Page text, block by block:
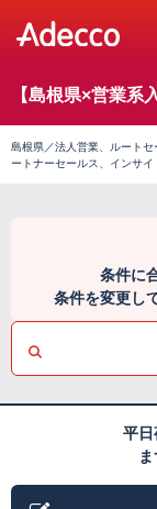
【島根県×営業系
島根県／法人営業、ルート
ートナーセールス、インサイ
条件に
条件を変更し
平日